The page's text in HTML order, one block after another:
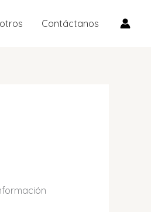
Contáctanos